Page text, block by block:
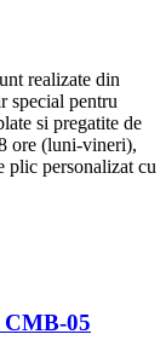
realizate din
special pentru
si pregatite de
ore (luni-vineri),
plic personalizat cu
CMB-05